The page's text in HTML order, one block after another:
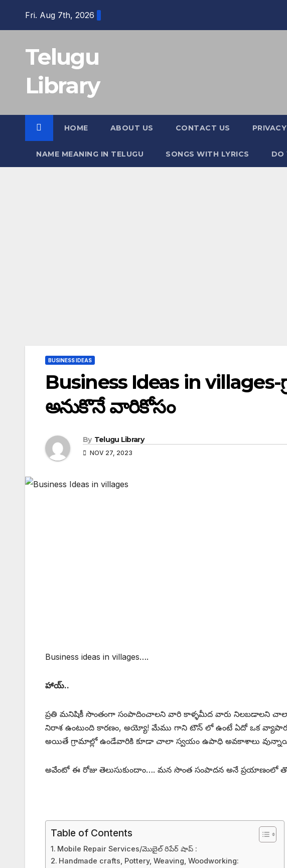
Fri. Aug 7th, 2026
Telugu
Library
HOME ABOUT US CONTACT US
NAME MEANING IN TELUGU SONGS WITH LYRICS DO
BUSINESS IDEAS
Business Ideas in
అనుకొనే వారికోసం
By Telugu Library
NOV 27, 2023
Business ideas in villages….
హాయ్..
ప్రతి మనిషికీ సొంతంగా సంపాదించాలని వారి కాళ్ళమీద వారు నిలబడాలని
నిరాశ ఉంటుంది కారణం, అయ్యో! మేము గాని టౌన్ లో ఉంటే ఏదో ఒక
అయితే గ్రామాల్లో ఉండేవారికి కూడా చాలా స్వయం ఉపాధి అవకాశాలు
అవేంటో ఈ రోజు తెలుసుకుందాం…. మన సొంత సంపాదన అనే ప్రయాణంలో
Table of Contents
Mobile Repair Services/మొబైల్ రిపేర్ షాప్ :
Handmade crafts, Pottery, Weaving, Woodworking: